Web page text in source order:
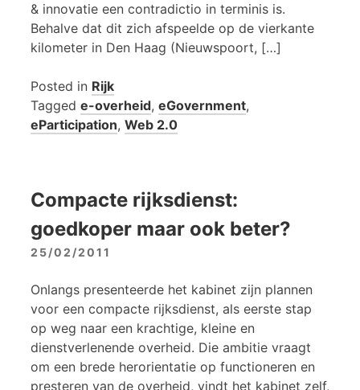
& innovatie een contradictio in terminis is.
Behalve dat dit zich afspeelde op de vierkante
kilometer in Den Haag (Nieuwspoort, […]
Posted in Rijk
Tagged e-overheid, eGovernment,
eParticipation, Web 2.0
Compacte rijksdienst:
goedkoper maar ook beter?
25/02/2011
Onlangs presenteerde het kabinet zijn plannen
voor een compacte rijksdienst, als eerste stap
op weg naar een krachtige, kleine en
dienstverlenende overheid. Die ambitie vraagt
om een brede herorientatie op functioneren en
presteren van de overheid, vindt het kabinet zelf,